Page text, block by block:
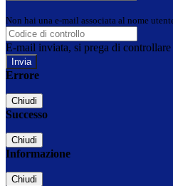
Non hai una e-mail associata al nome
E-mail inviata, si prega di
Errore
Chiudi
Successo
Chiudi
Informazione
Chiudi